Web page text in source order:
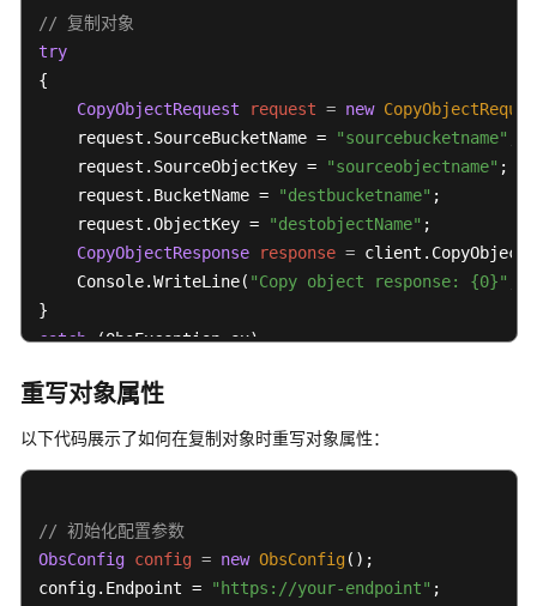
工
具
考
SDK
SDK
概
述
// 复制对象
try
{
CopyObjectRequest
request = new
    request.SourceBucketName =
"sourcebucketname"
    request.SourceObjectKey =
"sourceobjectname" ;
    request.BucketName =
"destbucketname" ;
    request.ObjectKey =
"destobjectName" ;
CopyObjectResponse
response =
    Console.WriteLine(
"Copy object response: {0}"
catch (ObsException ex)
    Console.WriteLine(
重写对象属性
以下代码展示了如何在复制对象时重写对象属性：
// 初始化配置参数
ObsConfig config = new ObsConfig ();
config.Endpoint =
"https://your-endpoint"